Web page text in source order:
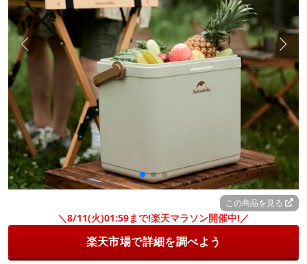
この商品を見る
＼8/11(火)01:59まで!楽天マラソン開催中!／
楽天市場で詳細を調べよう